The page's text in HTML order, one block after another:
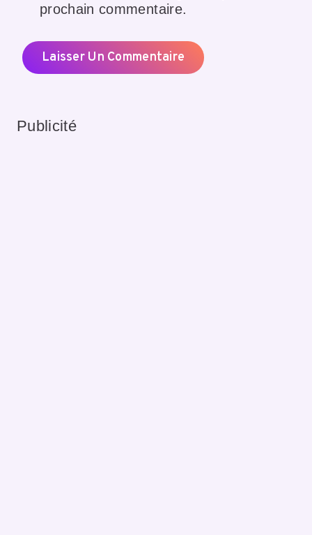
prochain commentaire.
Publicité